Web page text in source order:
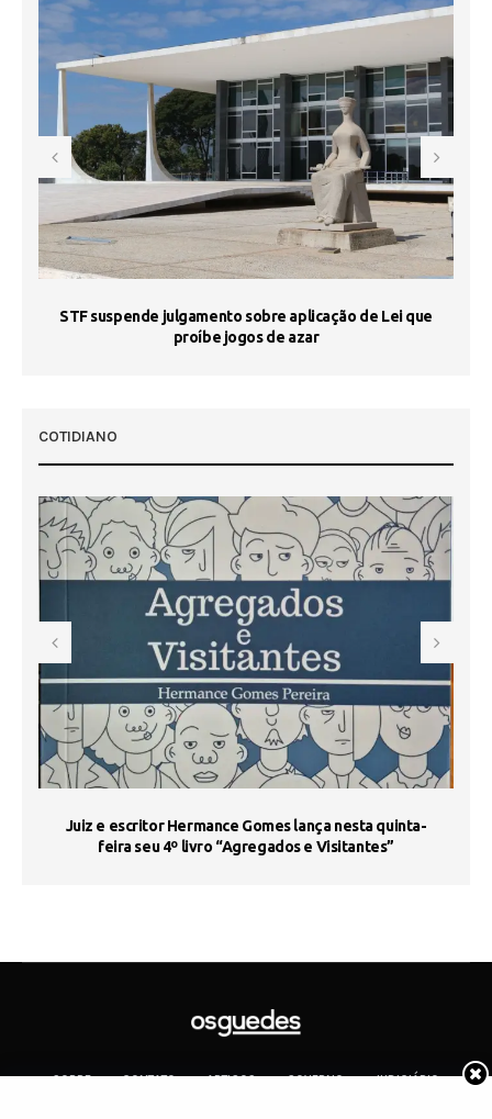
STF suspende julgamento sobre aplicação de Lei que
proíbe jogos de azar
COTIDIANO
Juiz e escritor Hermance Gomes lança nesta quinta-
feira seu 4º livro “Agregados e Visitantes”
SOBRE CONTATO ARTIGOS GOVERNO
JUDICIÁRIO